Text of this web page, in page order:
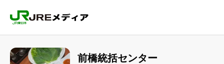
前橋統括センター